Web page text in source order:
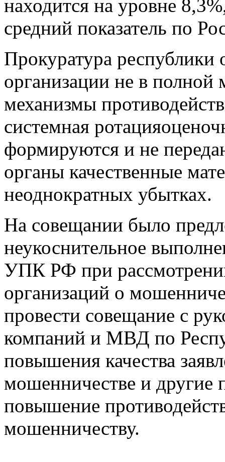
находится на уровне
средний показатель по
Прокуратура республики
организации не в полной
механизмы
системная
формируются и не
органы качественные
неоднократных убытках.
На совещании было
неукоснительное
УПК РФ при
организаций о
провести совещание с
компаний и МВД по
повышения качества
мошенничестве и другие
повышение
мошенничеству.